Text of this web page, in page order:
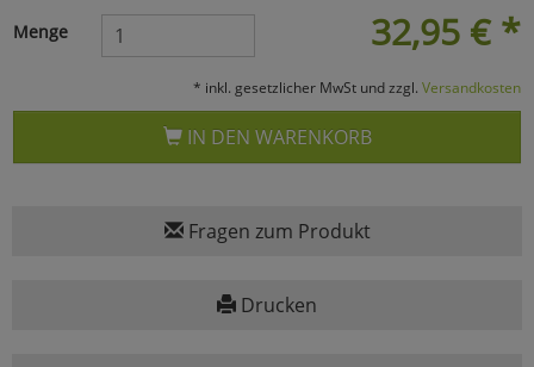
32,95 € *
Menge
* inkl. gesetzlicher MwSt und zzgl. Versandkosten
IN DEN WARENKORB
Fragen zum Produkt
Drucken
Cookies
Cookies
Einstellungen speichern
zurückzu Haupptseite